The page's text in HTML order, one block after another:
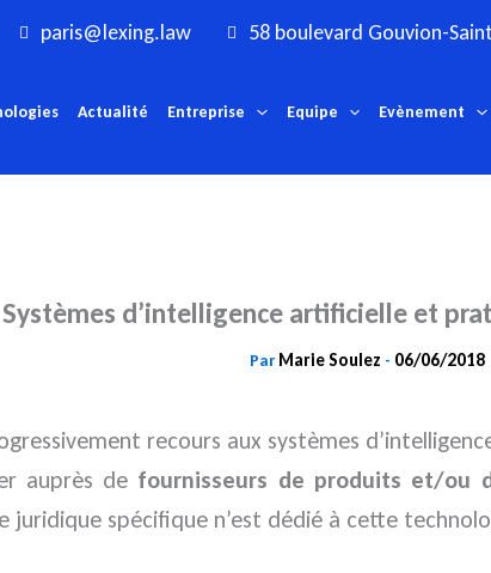
paris@lexing.law 58 boulevard Gouvion-
Actualité Entreprise Equipe Evènement
Systèmes d’intelligence artificielle et
Par Marie Soulez - 06/06/2018
recours aux systèmes
auprès de fournisseurs de produits et/ou
juridique spécifique n’est dédié à cette